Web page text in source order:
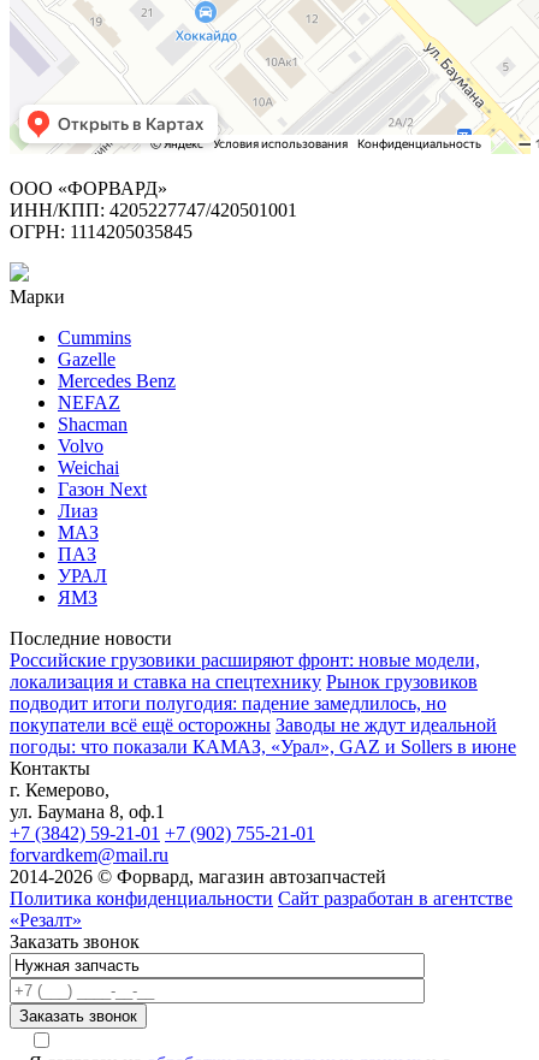
ООО «ФОРВАРД»
ИНН/КПП: 4205227747/420501001
ОГРН: 1114205035845
Марки
Cummins
Gazelle
Mercedes Benz
NEFAZ
Shacman
Volvo
Weichai
Газон Next
Лиаз
МАЗ
ПАЗ
УРАЛ
ЯМЗ
Последние новости
Российские грузовики расширяют фронт: новые модели,
локализация и ставка на спецтехнику Рынок грузовиков
подводит итоги полугодия: падение замедлилось, но
покупатели всё ещё осторожны Заводы не ждут идеальной
погоды: что показали КАМАЗ, «Урал», GAZ и Sollers в июне
Контакты
г. Кемерово,
ул. Баумана 8, оф.1
+7 (3842) 59-21-01 +7 (902) 755-21-01
forvardkem@mail.ru
2014-2026 © Форвард, магазин автозапчастей
Политика конфиденциальности Сайт разработан в агентстве
«Резалт»
Заказать звонок